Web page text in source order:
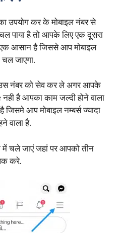
उपयोग कर के मोबाइल नंबर से
पाया है तो आपके लिए एक दूसरा
आसान है जिससे आप मोबाइल
जाएगा.
नंबर को सेव कर ले अगर आपके
है आपका काम जल्दी होने वाला
आप मोबाइल नम्बर्स ज्यादा
वाला है.
चले जाएं जहां पर आपको तीन
करे.